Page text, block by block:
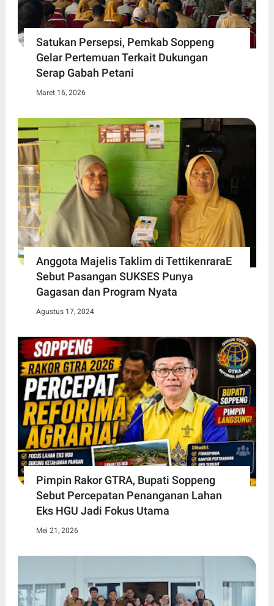
Satukan Persepsi, Pemkab Soppeng
Gelar Pertemuan Terkait Dukungan
Serap Gabah Petani
Maret 16, 2026
Anggota Majelis Taklim di TettikenraraE
Sebut Pasangan SUKSES Punya
Gagasan dan Program Nyata
Agustus 17, 2024
Pimpin Rakor GTRA, Bupati Soppeng
Sebut Percepatan Penanganan Lahan
Eks HGU Jadi Fokus Utama
Mei 21, 2026